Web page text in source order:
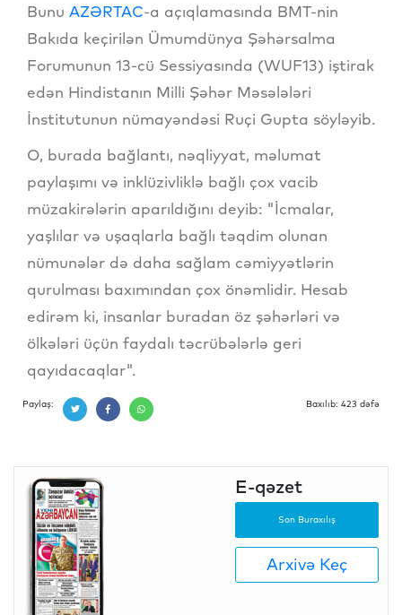
Bunu AZƏRTAC-a açıqlamasında BMT-nin
Bakıda keçirilən Ümumdünya Şəhərsalma
Forumunun 13-cü Sessiyasında (WUF13) iştirak
edən Hindistanın Milli Şəhər Məsələləri
İnstitutunun nümayəndəsi Ruçi Gupta söyləyib.
O, burada bağlantı, nəqliyyat, məlumat
paylaşımı və inklüzivliklə bağlı çox vacib
müzakirələrin aparıldığını deyib: "İcmalar,
yaşlılar və uşaqlarla bağlı təqdim olunan
nümunələr də daha sağlam cəmiyyətlərin
qurulması baxımından çox önəmlidir. Hesab
edirəm ki, insanlar buradan öz şəhərləri və
ölkələri üçün faydalı təcrübələrlə geri
qayıdacaqlar".
Paylaş: Baxılıb: 423 dəfə
E-qəzet
Son Buraxılış
Arxivə Keç